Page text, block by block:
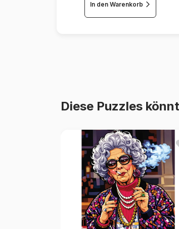
In den Warenkorb
Diese Puzzles